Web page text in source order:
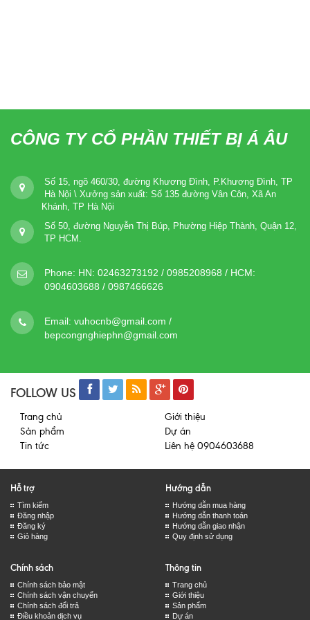
CÔNG TY CỔ PHẦN THIẾT BỊ Á ÂU
Số 15, ngõ 460/30, đường Khương Đình, P.Khương Đình, TP
Hà Nội \ Xưởng sản xuất: Số 135 đường Vân Côn, Xã An
Khánh, TP Hà Nội
Số 50, đường Nguyễn Thị Búp, Phường Hiệp Thành, Quận 12,
TP HCM.
Phone: HN: 02463273192 / 0985208968 / HCM:
0904603688 / 0987466626
Email: vuhocnb@gmail.com /
bepcongnghiephn@gmail.com
FOLLOW US
Trang chủ
Giới thiệu
Sản phẩm
Dự án
Tin tức
Liên hệ 0904603688
Hỗ trợ
Tìm kiếm
Đăng nhập
Đăng ký
Giỏ hàng
Hướng dẫn
Hướng dẫn mua hàng
Hướng dẫn thanh toán
Hướng dẫn giao nhận
Quy định sử dụng
Chính sách
Chính sách bảo mật
Chính sách vận chuyển
Chính sách đổi trả
Điều khoản dịch vụ
Thông tin
Trang chủ
Giới thiệu
Sản phẩm
Dự án